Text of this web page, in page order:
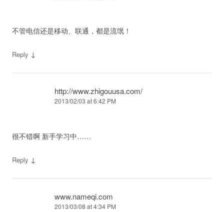
不管电信还是移动、联通，都是流氓！
Reply ↓
http://www.zhigouusa.com/
2013/02/03 at 6:42 PM
很不错啊 新手学习中……
Reply ↓
www.nameqi.com
2013/03/08 at 4:34 PM